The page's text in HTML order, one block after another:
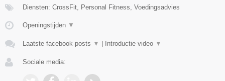
Diensten: CrossFit, Personal Fitness, Voedingsadvies
Openingstijden ▼
Laatste facebook posts ▼ Introductie video ▼
Sociale media: